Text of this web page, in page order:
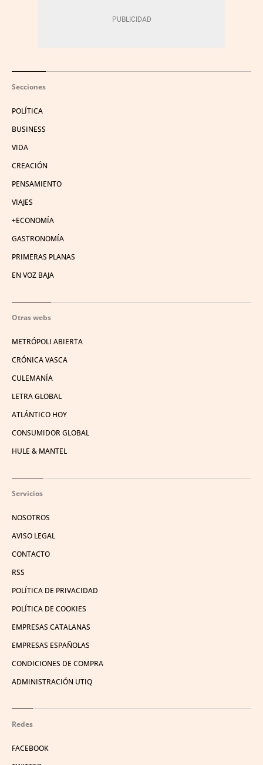
Secciones
POLÍTICA
BUSINESS
VIDA
CREACIÓN
PENSAMIENTO
VIAJES
+ECONOMÍA
GASTRONOMÍA
PRIMERAS PLANAS
EN VOZ BAJA
Otras webs
METRÓPOLI ABIERTA
CRÓNICA VASCA
CULEMANÍA
LETRA GLOBAL
ATLÁNTICO HOY
CONSUMIDOR GLOBAL
HULE & MANTEL
Servicios
NOSOTROS
AVISO LEGAL
CONTACTO
RSS
POLÍTICA DE PRIVACIDAD
POLÍTICA DE COOKIES
EMPRESAS CATALANAS
EMPRESAS ESPAÑOLAS
CONDICIONES DE COMPRA
ADMINISTRACIÓN UTIQ
Redes
FACEBOOK